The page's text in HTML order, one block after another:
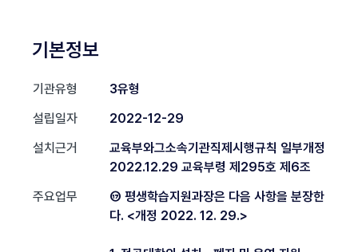
기본정보
기관유형
3유형
설립일자
2022-12-29
설치근거
교육부와그소속기관직제시행규칙 일부개정
2022.12.29 교육부령 제295호 제6조
주요업무
⑰ 평생학습지원과장은 다음 사항을 분장한
다. <개정 2022. 12. 29.>